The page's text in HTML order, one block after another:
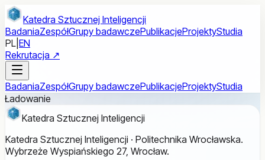
Przejdź do treści głównej
Katedra Sztucznej Inteligencji
BadaniaZespółGrupy badawczePublikacjeProjektyStudia
PL EN
Rekrutacja ↗
BadaniaZespółGrupy badawczePublikacjeProjektyStudia
Ładowanie
Katedra Sztucznej Inteligencji
Katedra Sztucznej Inteligencji · Politechnika Wrocławska.
Wybrzeże Wyspiańskiego 27, Wrocław.